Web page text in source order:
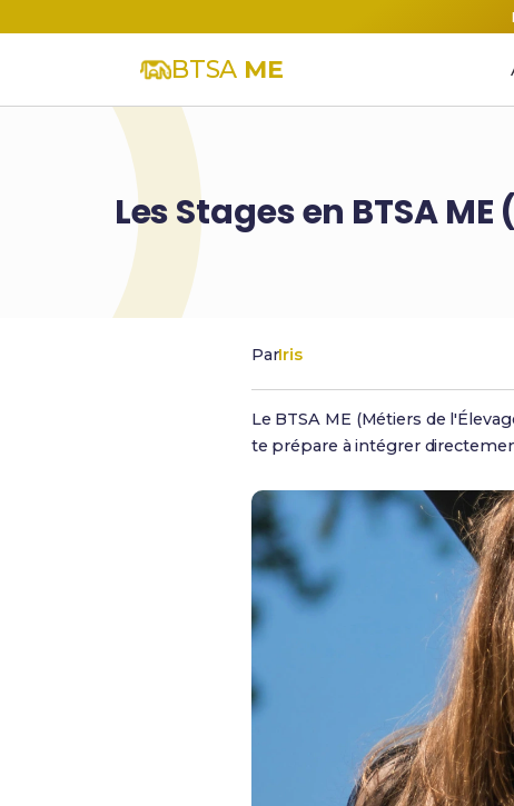
BTSA ME
Les Stages en BTSA
ParIris
Le BTSA ME (Métiers de
te prépare à intégrer